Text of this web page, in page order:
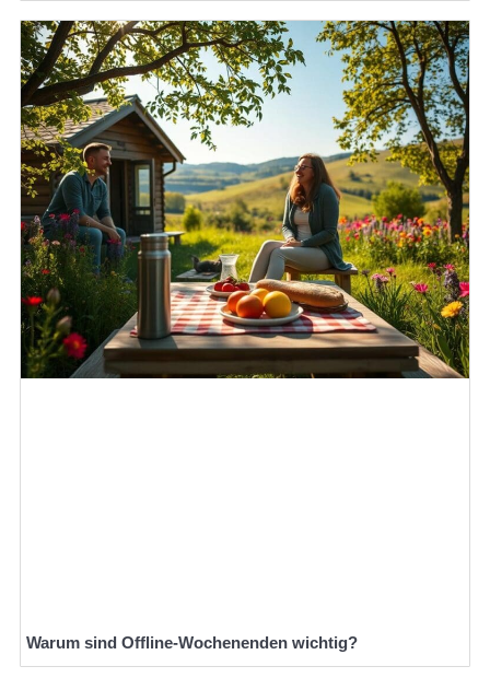
Warum sind Offline-Wochenenden wichtig?